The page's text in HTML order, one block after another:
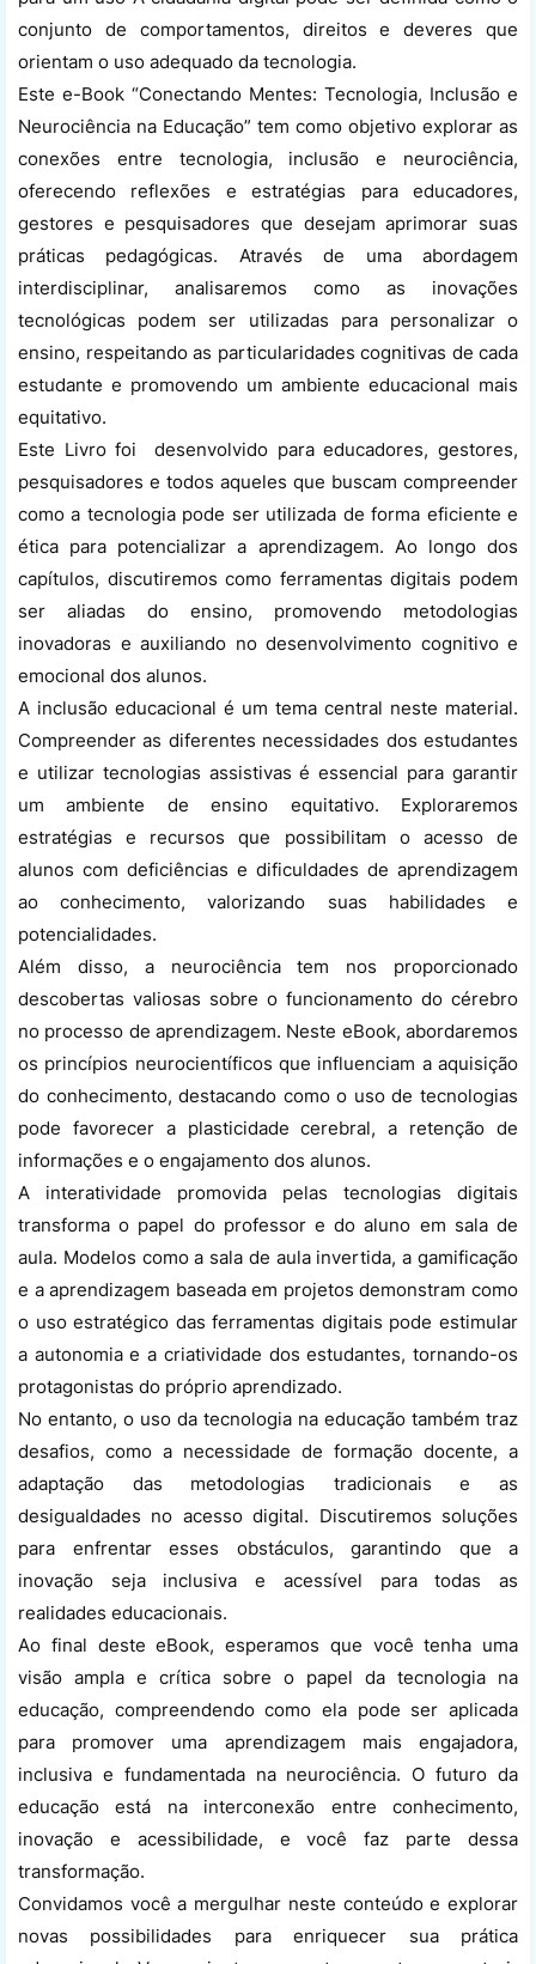
conjunto de comportamentos, direitos e deveres que
orientam o uso adequado da tecnologia.
Este e-Book “Conectando Mentes: Tecnologia, Inclusão e
Neurociência na Educação” tem como objetivo explorar as
conexões entre tecnologia, inclusão e neurociência,
oferecendo reflexões e estratégias para educadores,
gestores e pesquisadores que desejam aprimorar suas
práticas pedagógicas. Através de uma abordagem
interdisciplinar, analisaremos como as inovações
tecnológicas podem ser utilizadas para personalizar o
ensino, respeitando as particularidades cognitivas de cada
estudante e promovendo um ambiente educacional mais
equitativo.
Este Livro foi desenvolvido para educadores, gestores,
pesquisadores e todos aqueles que buscam compreender
como a tecnologia pode ser utilizada de forma eficiente e
ética para potencializar a aprendizagem. Ao longo dos
capítulos, discutiremos como ferramentas digitais podem
ser aliadas do ensino, promovendo metodologias
inovadoras e auxiliando no desenvolvimento cognitivo e
emocional dos alunos.
A inclusão educacional é um tema central neste material.
Compreender as diferentes necessidades dos estudantes
e utilizar tecnologias assistivas é essencial para garantir
um ambiente de ensino equitativo. Exploraremos
estratégias e recursos que possibilitam o acesso de
alunos com deficiências e dificuldades de aprendizagem
ao conhecimento, valorizando suas habilidades e
potencialidades.
Além disso, a neurociência tem nos proporcionado
descobertas valiosas sobre o funcionamento do cérebro
no processo de aprendizagem. Neste eBook, abordaremos
os princípios neurocientíficos que influenciam a aquisição
do conhecimento, destacando como o uso de tecnologias
pode favorecer a plasticidade cerebral, a retenção de
informações e o engajamento dos alunos.
A interatividade promovida pelas tecnologias digitais
transforma o papel do professor e do aluno em sala de
aula. Modelos como a sala de aula invertida, a gamificação
e a aprendizagem baseada em projetos demonstram como
o uso estratégico das ferramentas digitais pode estimular
a autonomia e a criatividade dos estudantes, tornando-os
protagonistas do próprio aprendizado.
No entanto, o uso da tecnologia na educação também traz
desafios, como a necessidade de formação docente, a
adaptação das metodologias tradicionais e as
desigualdades no acesso digital. Discutiremos soluções
para enfrentar esses obstáculos, garantindo que a
inovação seja inclusiva e acessível para todas as
realidades educacionais.
Ao final deste eBook, esperamos que você tenha uma
visão ampla e crítica sobre o papel da tecnologia na
educação, compreendendo como ela pode ser aplicada
para promover uma aprendizagem mais engajadora,
inclusiva e fundamentada na neurociência. O futuro da
educação está na interconexão entre conhecimento,
inovação e acessibilidade, e você faz parte dessa
transformação.
Convidamos você a mergulhar neste conteúdo e explorar
novas possibilidades para enriquecer sua prática